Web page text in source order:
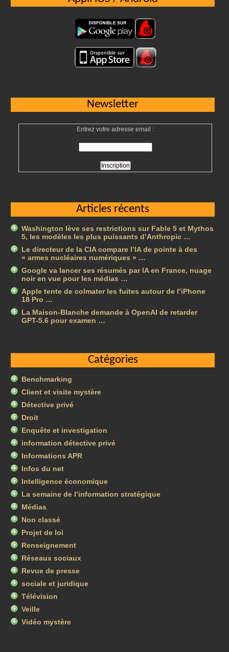
Newsletter
Entrez votre adresse email :
Articles récents
Washington lève ses restrictions sur Fable 5 et Mythos
5, les modèles les plus puissants d’Anthropic …
Le directeur de la CIA compare l’IA de pointe à des
« armes nucléaires numériques » …
Google va lancer ses résumés par IA en France, nuage
noir en vue pour les médias …
Apple tente de colmater les fuites autour de l’iPhone
18 Pro …
La Maison-Blanche demande à OpenAI de retarder
GPT-5.6 pour examen …
Catégories
Benchmarking
Client et visite mystère
Détective privé
Droit
Enquête et investigation
information détective privé
Informations APR
Infos du net
Intelligence économique
La semaine de l’information stratégique
Médias
Non classé
Projet de loi
Renseignement
Réseaux sociaux
Revue de presse
sociale et juridique
Télévision
Veille
Vidéo mystère